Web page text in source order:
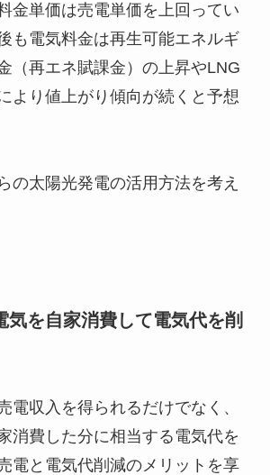
金単価は売電単価を上回ってい
も電気料金は再生可能エネルギ
（再エネ賦課金）の上昇やLNG
より値上がり傾向が続くと予想
の太陽光発電の活用方法を考え
気を自家消費して電気代を削
電収入を得られるだけでなく、
消費した分に相当する電気代を
電と電気代削減のメリットを享